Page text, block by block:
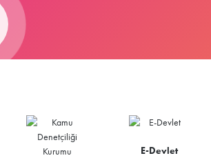
E-Devlet